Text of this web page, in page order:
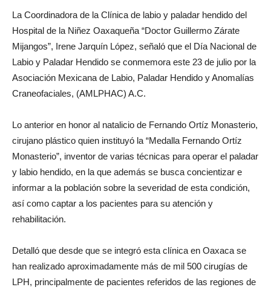
La Coordinadora de la Clínica de labio y paladar hendido del
Hospital de la Niñez Oaxaqueña “Doctor Guillermo Zárate
Mijangos”, Irene Jarquín López, señaló que el Día Nacional de
Labio y Paladar Hendido se conmemora este 23 de julio por la
Asociación Mexicana de Labio, Paladar Hendido y Anomalías
Craneofaciales, (AMLPHAC) A.C.
Lo anterior en honor al natalicio de Fernando Ortíz Monasterio,
cirujano plástico quien instituyó la “Medalla Fernando Ortíz
Monasterio”, inventor de varias técnicas para operar el paladar
y labio hendido, en la que además se busca concientizar e
informar a la población sobre la severidad de esta condición,
así como captar a los pacientes para su atención y
rehabilitación.
Detalló que desde que se integró esta clínica en Oaxaca se
han realizado aproximadamente más de mil 500 cirugías de
LPH, principalmente de pacientes referidos de las regiones de